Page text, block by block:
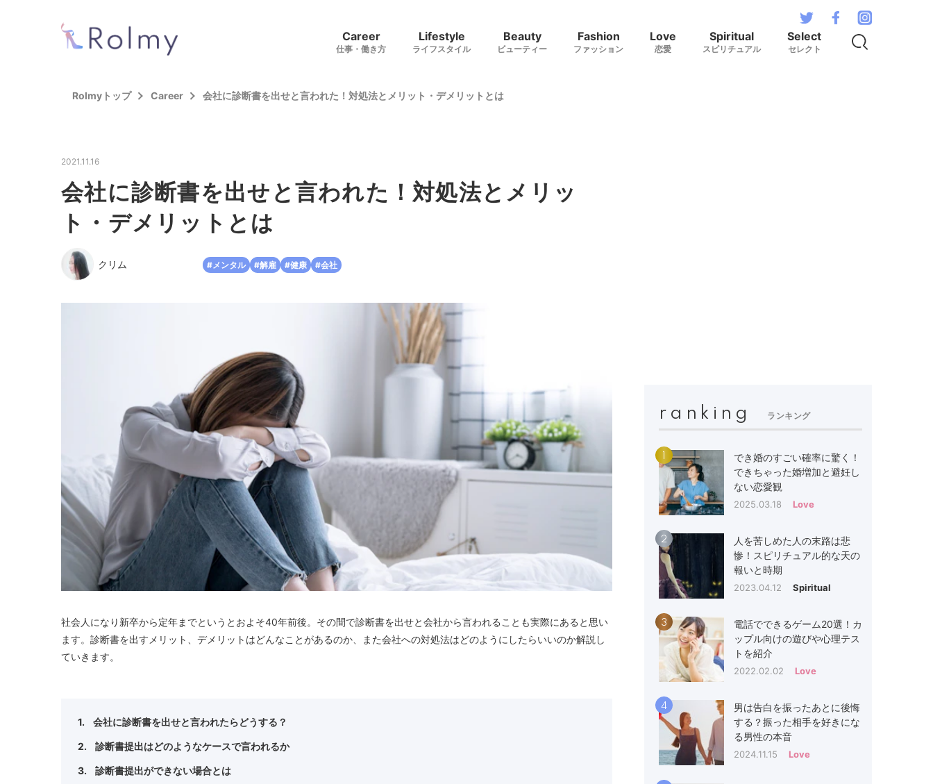
Career
仕事・働き方
Lifestyle
ライフスタイル
Beauty
ビューティー
Fashion
ファッション
Love
恋愛
Spiritual
スピリチュアル
Select
セレクト
Rolmyトップ Career 会社に診断書を出せと言われた！対処法とメリット・デメリットとは
2021.11.16
会社に診断書を出せと言われた！対処法とメリッ
ト・デメリットとは
クリム #メンタル #解雇 #健康 #会社
社会人になり新卒から定年までというとおよそ40年前後。その間で診断書を出せと会社から言われることも実際にあると思い
ます。診断書を出すメリット、デメリットはどんなことがあるのか、また会社への対処法はどのようにしたらいいのか解説し
ていきます。
会社に診断書を出せと言われたらどうする？
診断書提出はどのようなケースで言われるか
診断書提出ができない場合とは
ranking ランキング
でき婚のすごい確率に驚く！
できちゃった婚増加と避妊し
ない恋愛観
2025.03.18 Love
2
人を苦しめた人の末路は悲
惨！スピリチュアル的な天の
報いと時期
2023.04.12 Spiritual
3
電話でできるゲーム20選！カ
ップル向けの遊びや心理テス
トを紹介
2022.02.02 Love
4
男は告白を振ったあとに後悔
する？振った相手を好きにな
る男性の本音
2024.11.15 Love